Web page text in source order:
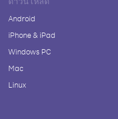
Android
iPhone & iPad
Windows PC
Mac
Linux